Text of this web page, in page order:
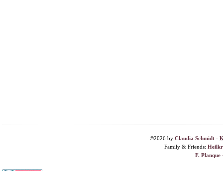
©2026 by Claudia Schmidt -
Family & Friends:
F. Planque